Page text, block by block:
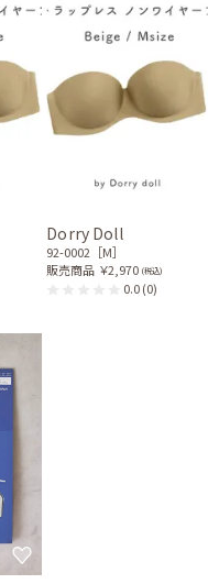
抑えられて良かったです。
31-0226
Dorry Doll
92-0002［M］
販売商品 ￥2,970 (税込)
0.0(0)